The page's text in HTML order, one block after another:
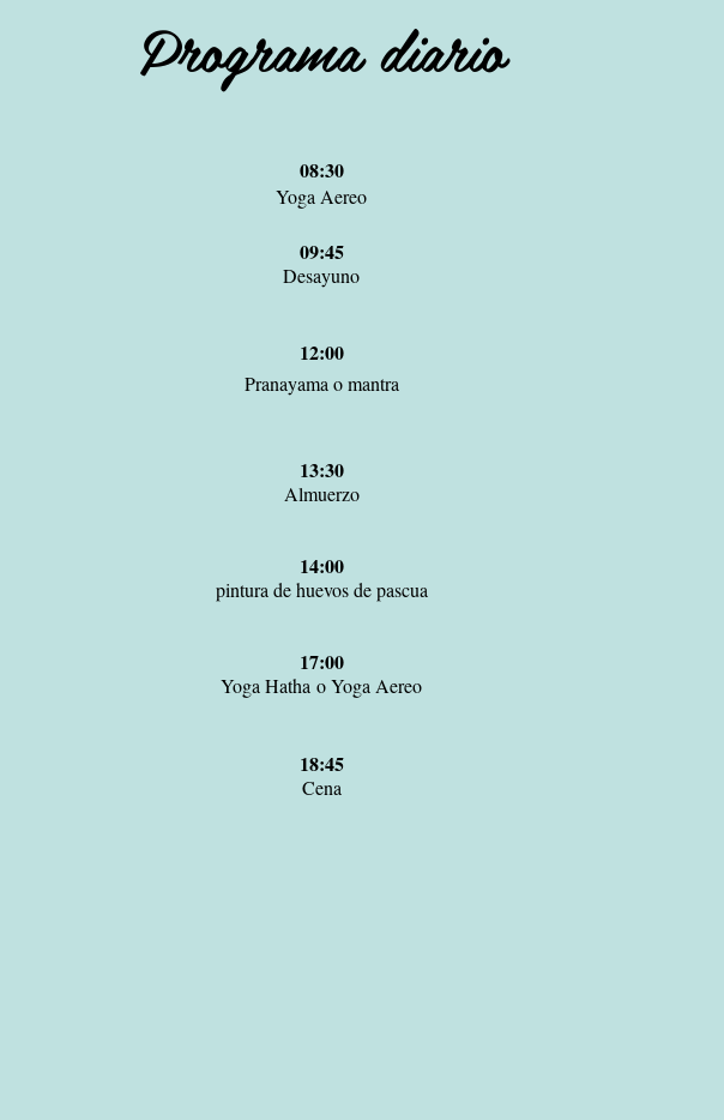
Programa diario
08:30
Yoga Aereo
09:45
Desayuno
12:00
Pranayama o mantra
13:30
Almuerzo
​14:00
pintura de huevos de pascua
17:00
Yoga Hatha o Yoga Aereo
18:45
Cena